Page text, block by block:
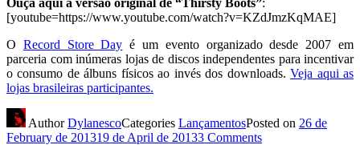
[youtube=https://www.youtube.com/watch?v=KZdJmzKqMAE]
O Record Store Day é um evento organizado desde 2007 em
parceria com inúmeras lojas de discos independentes para incentivar
o consumo de álbuns físicos ao invés dos downloads.Veja aqui as
lojas brasileiras participantes.
AuthorDylanescoCategories LançamentosPosted on 26 de
February de 201319 de April de 20133 Comments